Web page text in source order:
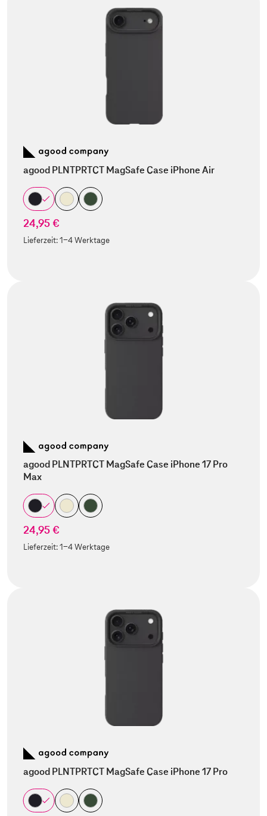
agood PLNTPRTCT MagSafe Case iPhone Air
24,95 €
Lieferzeit:1-4 Werktage
agood PLNTPRTCT MagSafe Case iPhone 17 Pro
Max
24,95 €
Lieferzeit:1-4 Werktage
agood PLNTPRTCT MagSafe Case iPhone 17 Pro